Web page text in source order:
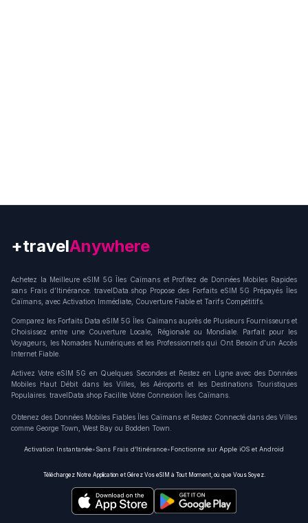
+travelData.shop
Achetez la Meilleure eSIM 5G Îles Caïmans et Profitez de Données Mobiles Rapides
sans Frais d’Itinérance. travelData.shop Propose des Forfaits eSIM 5G Prépayés Îles
Caïmans, avec Activation Immédiate, Couverture Fiable et Tarifs Compétitifs.
Comparez les Forfaits Data eSIM 5G Îles Caïmans auprès de Plusieurs Fournisseurs et
Choisissez entre une Couverture Locale, Régionale ou Mondiale. Parfait pour les
Voyageurs, les Nomades Numériques et les Professionnels qui Ont Besoin d’un Accès
Internet Fiable.
Activez Votre eSIM 5G en Quelques Secondes et Restez en Ligne avec des Données
Mobiles Haut Débit dans les Villes, les Aéroports et les Destinations Touristiques
Populaires. travelData.shop Facilite Votre Connexion Îles Caïmans.
Obtenez des Données Mobiles Fiables Îles Caïmans et Restez Connecté dans des Villes
comme George Town, West Bay ou Bodden Town.
Activation Instantanée•Sans Frais d’Itinérance•Fonctionne sur Apple iOS et Android
Téléchargez Notre Application et Gérez Vos eSIM à Tout Moment, où que Vous Soyez.